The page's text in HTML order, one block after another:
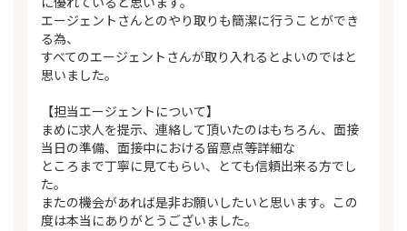
エージェントさんとのやり取りも簡潔に行うことができ
る為、
すべてのエージェントさんが取り入れるとよいのではと
思いました。
【担当エージェントについて】
まめに求人を提示、連絡して頂いたのはもちろん、面接
当日の準備、面接中における留意点等詳細な
ところまで丁寧に見てもらい、とても信頼出来る方でし
た。
またの機会があれば是非お願いしたいと思います。この
度は本当にありがとうございました。